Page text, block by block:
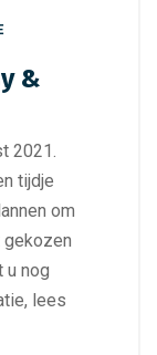
&
2021.
tijdje
om
u nog
lees